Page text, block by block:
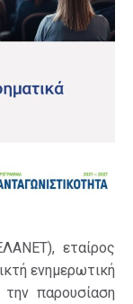
εταίρος
ενημερωτική
παρουσίαση